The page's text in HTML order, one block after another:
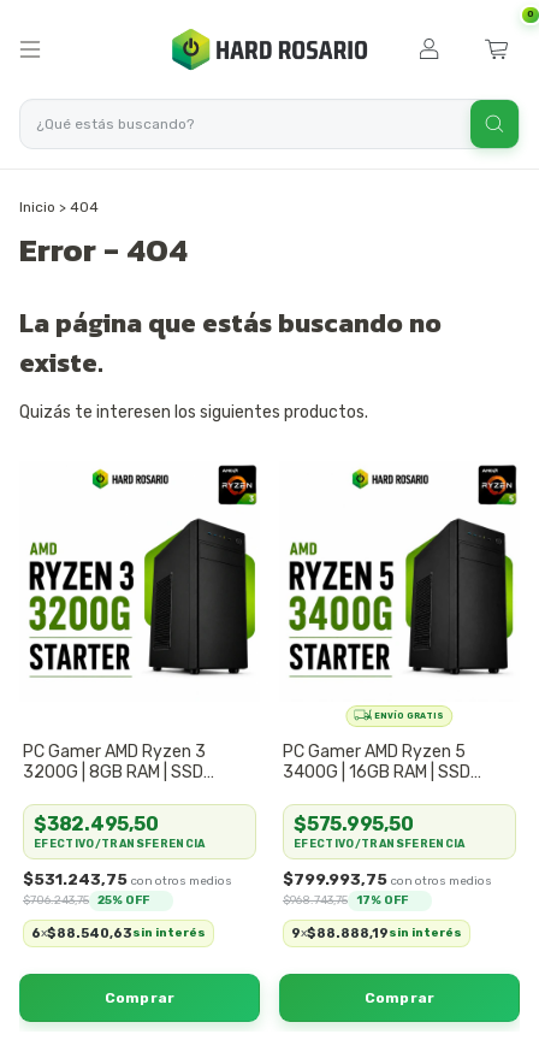
0
Inicio > 404
Error - 404
La página que estás buscando no
existe.
Quizás te interesen los siguientes productos.
PC Gamer AMD Ryzen 3
3200G | 8GB RAM | SSD
$531.243,75
$706.243,75 25% OFF
6x$88.540,63sin interés
$382.495,50
EFECTIVO/TRANSFERENCIA
PC Gamer AMD Ryzen 5
3400G | 16GB RAM | SSD
$799.993,75
$968.743,75 17% OFF
9x$88.888,19sin interés
$575.995,50
EFECTIVO/TRANSFERENCIA